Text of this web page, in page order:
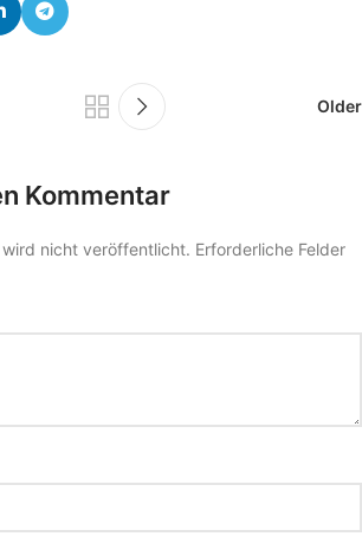
Older
Kommentar
wird nicht veröffentlicht. Erforderliche Felder